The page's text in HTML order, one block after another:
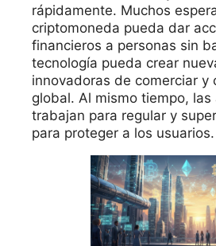
rápidamente. Muchos
criptomoneda pueda dar
financieros a personas sin
tecnología pueda crear
innovadoras de comerciar y
global. Al mismo tiempo,
trabajan para regular y
para proteger a los usuarios.